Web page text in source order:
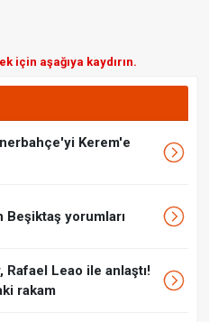
için aşağıya kaydırın.
Kerem'e
Beşiktaş yorumları
Rafael Leao ile anlaştı!
rakam